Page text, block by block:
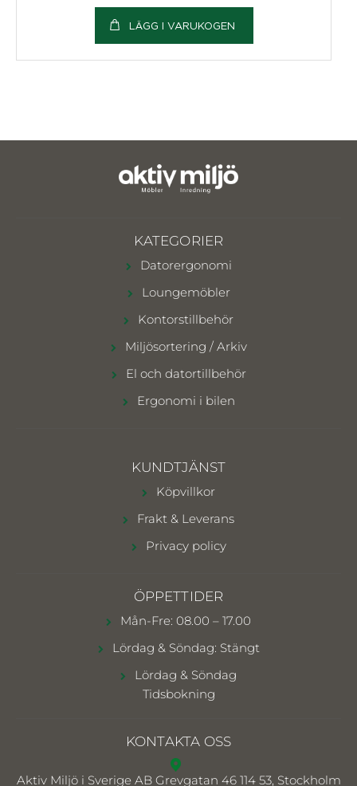
LÄGG I VARUKOGEN
KATEGORIER
Datorergonomi
Loungemöbler
Kontorstillbehör
Miljösortering / Arkiv
El och datortillbehör
Ergonomi i bilen
KUNDTJÄNST
Köpvillkor
Frakt & Leverans
Privacy policy
ÖPPETTIDER
Mån-Fre: 08.00 – 17.00
Lördag & Söndag: Stängt
Lördag & Söndag
Tidsbokning
KONTAKTA OSS
Aktiv Miljö i Sverige AB Grevgatan 46 114 53, Stockholm